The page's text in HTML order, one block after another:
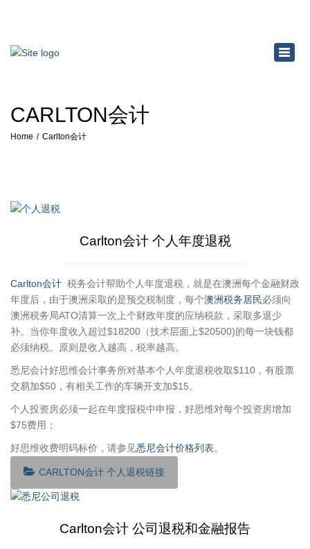
CARLTON会计
Home Carlton会计
Carlton会计 个人年度退税
Carlton会计 税务会计帮助个人年度退税，就是在澳洲每个金融财政
年度后，由于澳洲采取的是预交税制度，每个澳洲税务居民必须向
澳洲税务局ATO清算一次上个财政年度的应纳税款，采取多退少
补。当你年度收入超过$18200（技术层面上$20500)的每一块钱都
必须纳税。原则是收入越高，税率越高。
悉尼会计好思维会计事务所对基本个人年度退税收取$110，有股票
交易加$50，有相关工作的车辆开支加$15。
个人投资房必须一起在年度报税中申报，好思维对每个投资房增加
$75费用；
好思维收费明码标价，请参见悉尼会计价格列表。
CARLTON会计 个人退税链接
Carlton会计 公司退税和金融报告